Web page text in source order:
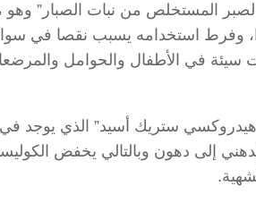
المستخلص من نبات الصبار”
وفرط استخدامه يسبب نقصا في
سيئة في الأطفال والحوامل
ستريك أسيد” الذي يوجد
إلى دهون وبالتالي يخفض